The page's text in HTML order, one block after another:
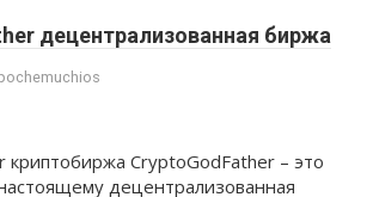
децентрализованная биржа
криптобиржа CryptoGodFather – это
децентрализованная